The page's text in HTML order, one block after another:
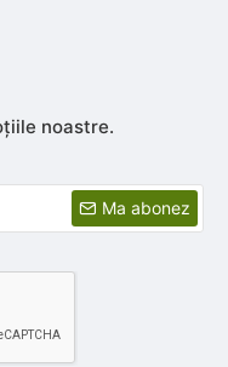
noastre.
Ma abonez